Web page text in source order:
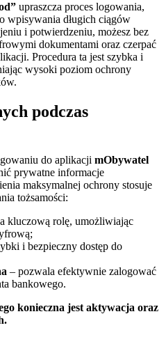
upraszcza proces logowania,
wpisywania długich ciągów
i potwierdzeniu, możesz bez
dokumentami oraz czerpać
Procedura ta jest szybka i
wysoki poziom ochrony
podczas
do aplikacji mObywatel
prywatne informacje
maksymalnej ochrony stosuje
tożsamości:
kluczową rolę, umożliwiając
i bezpieczny dostęp do
– pozwala efektywnie zalogować
bankowego.
konieczna jest aktywacja oraz